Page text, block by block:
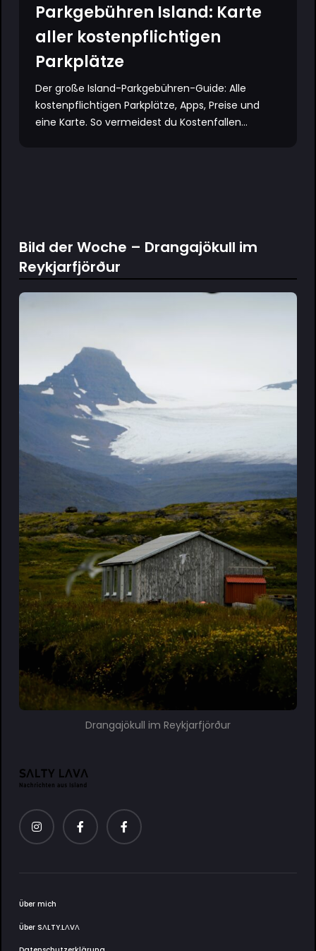
Parkgebühren Island: Karte
aller kostenpflichtigen
Parkplätze
Der große Island-Parkgebühren-Guide: Alle
kostenpflichtigen Parkplätze, Apps, Preise und
eine Karte. So vermeidest du Kostenfallen...
Bild der Woche – Drangajökull im
Reykjarfjörður
Drangajökull im Reykjarfjörður
Über mich
Über SΛLTY.LΛVΛ